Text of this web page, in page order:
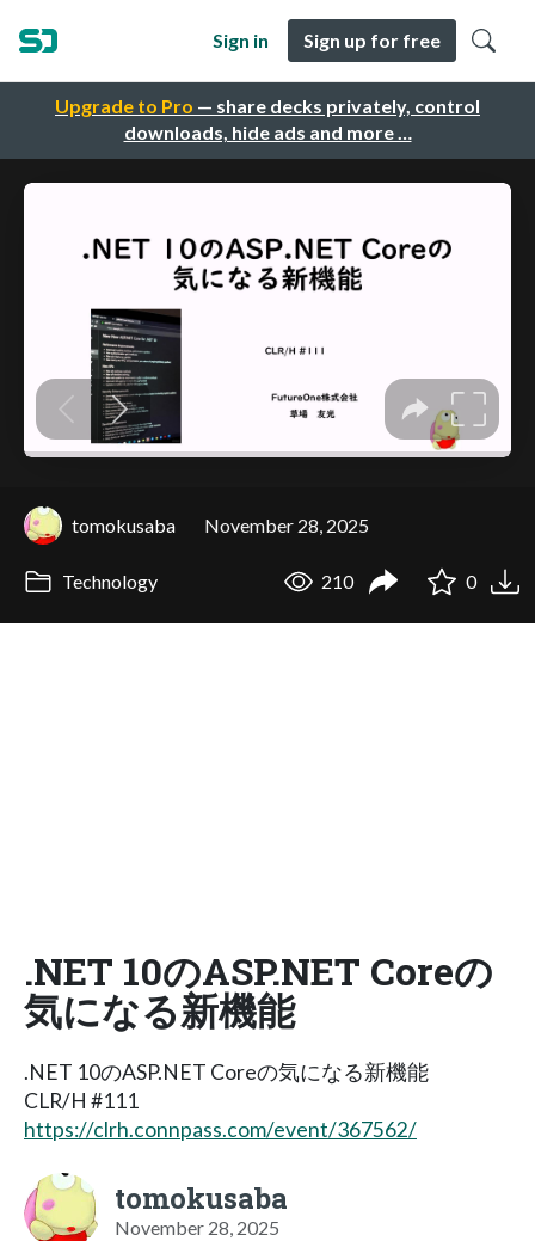
Upgrade to Pro — share decks privately, control
downloads, hide ads and more …
Sign in Sign up for free
tomokusaba November 28, 2025
Technology 210 0
.NET 10のASP.​NET Coreの
気になる新機能
.NET 10のASP.​NET Coreの気になる新機能
CLR/H #111
https://clrh.connpass.com/event/367562/
tomokusaba
November 28, 2025